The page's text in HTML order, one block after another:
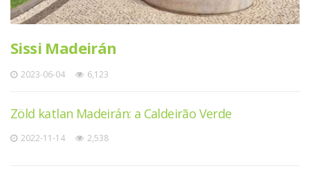
Sissi Madeirán
2023-06-04 6,123
Zöld katlan Madeirán: a Caldeirão Verde
2022-11-14 2,538